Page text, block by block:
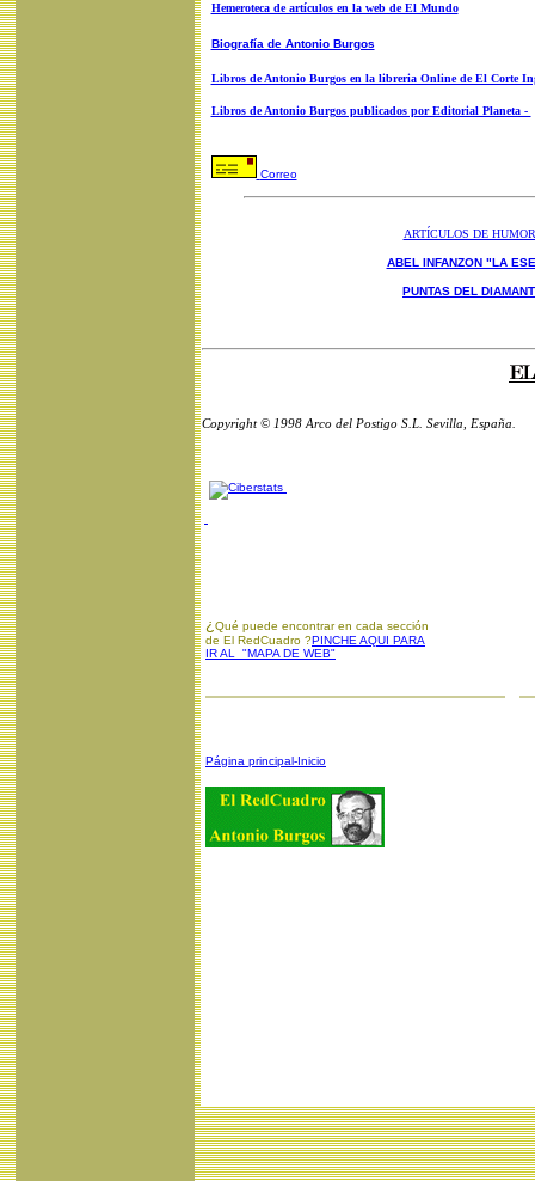
Hemeroteca de artículos en la web de El Mundo
Biografía de Antonio Burgos
Libros de Antonio Burgos en la libreria Online de El Corte
Libros de Antonio Burgos publicados por Editorial Planeta -
Correo
ARTÍCULOS DE HUMOR
ABEL INFANZON "LA
PUNTAS DEL
Copyright © 1998 Arco del Postigo S.L. Sevilla, España.
¿ Qué puede encontrar en cada sección
de El RedCuadro ?PINCHE AQUI PARA
IR AL "MAPA DE WEB"
Página principal-Inicio